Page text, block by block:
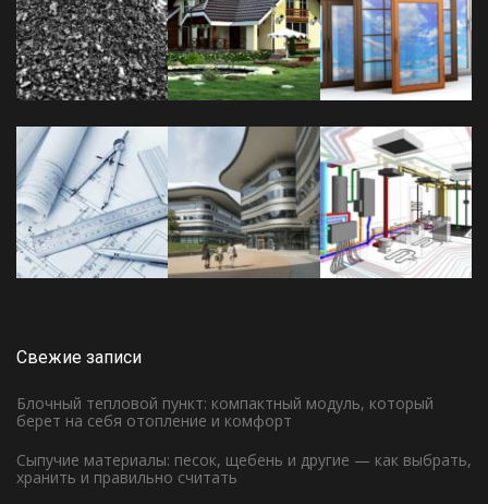
Свежие записи
Блочный тепловой пункт: компактный модуль, который
берет на себя отопление и комфорт
Сыпучие материалы: песок, щебень и другие — как выбрать,
хранить и правильно считать